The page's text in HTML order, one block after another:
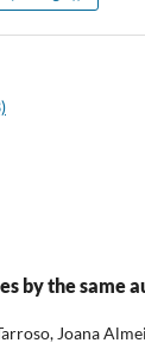
by the same
Joana